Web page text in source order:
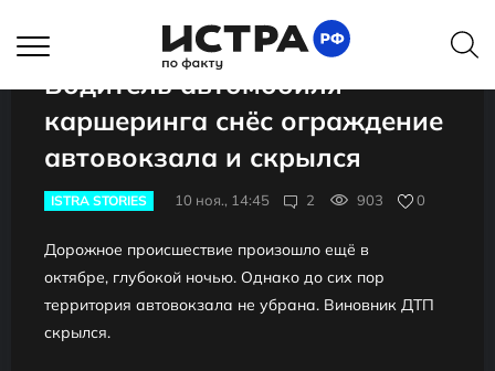
Водитель автомобиля
каршеринга снёс ограждение
автовокзала и скрылся
ISTRA STORIES 10 ноя., 14:45 2 903 0
Дорожное происшествие произошло ещё в
октябре, глубокой ночью. Однако до сих пор
территория автовокзала не убрана. Виновник ДТП
скрылся.